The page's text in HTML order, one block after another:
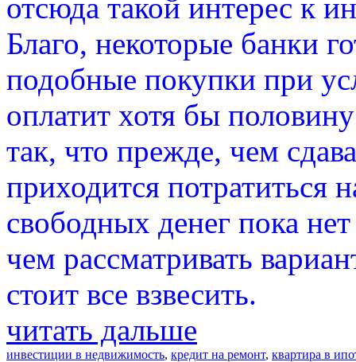
отсюда такой интерес к
Благо, некоторые банки
подобные покупки при
оплатит хотя бы
так, что прежде, чем
приходится потратиться
свободных денег пока
чем рассматривать
стоит все взвесить.
читать дальше
инвестиции в недвижимость, кредит на ремонт, квартира в